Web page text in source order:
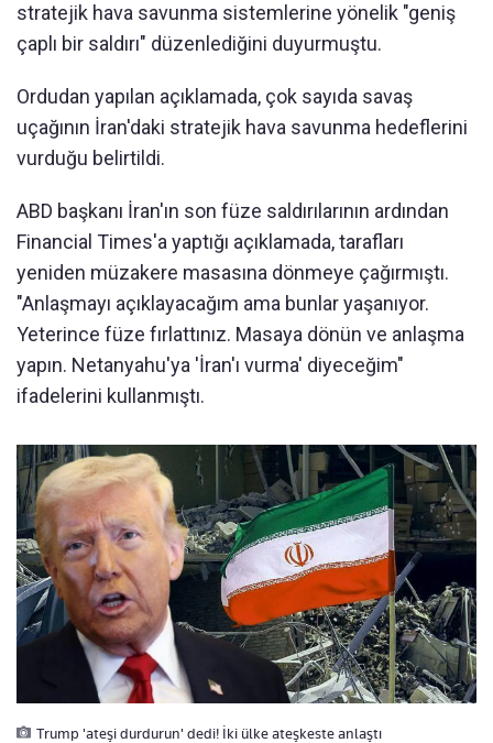
stratejik hava savunma sistemlerine yönelik "geniş
çaplı bir saldırı" düzenlediğini duyurmuştu.
Ordudan yapılan açıklamada, çok sayıda savaş
uçağının İran'daki stratejik hava savunma hedeflerini
vurduğu belirtildi.
ABD başkanı İran'ın son füze saldırılarının ardından
Financial Times'a yaptığı açıklamada, tarafları
yeniden müzakere masasına dönmeye çağırmıştı.
"Anlaşmayı açıklayacağım ama bunlar yaşanıyor.
Yeterince füze fırlattınız. Masaya dönün ve anlaşma
yapın. Netanyahu'ya 'İran'ı vurma' diyeceğim"
ifadelerini kullanmıştı.
Trump 'ateşi durdurun' dedi! İki ülke ateşkeste anlaştı